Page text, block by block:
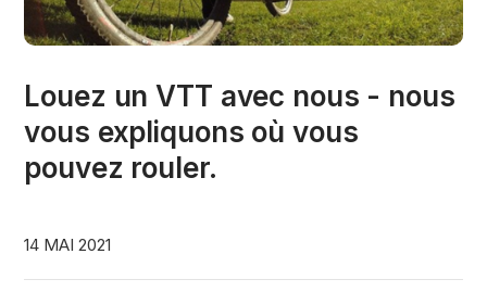
Louez un VTT avec nous - nous
vous expliquons où vous
pouvez rouler.
14 MAI 2021